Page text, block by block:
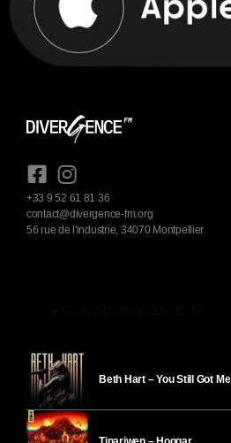
+33 9 52 61 81 36
contact@divergence-fm.org
56 rue de l'industrie, 34070 Montpellier
Beth Hart – You Still Got Me